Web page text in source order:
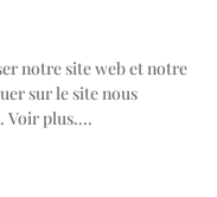
notre site web et notre
sur le site nous
Voir plus....